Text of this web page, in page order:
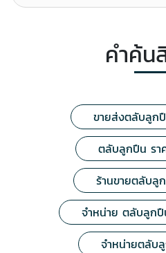
คำค้น
ขายส่งตลับลูก
ตลับลูกปืน รา
ร้านขายตลับลู
จำหน่าย ตลับลูก
จำหน่ายตลับ